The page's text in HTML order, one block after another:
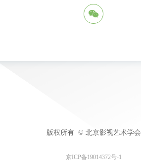
너
版权所有  © 北京影视艺术学会
京ICP备19014372号-1